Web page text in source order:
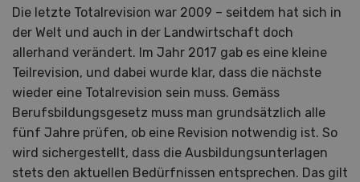
Die letzte Totalrevision war 2009 – seitdem hat sich in
der Welt und auch in der Landwirtschaft doch
allerhand verändert. Im Jahr 2017 gab es eine kleine
Teilrevision, und dabei wurde klar, dass die nächste
wieder eine Totalrevision sein muss. Gemäss
Berufsbildungsgesetz muss man grundsätzlich alle
fünf Jahre prüfen, ob eine Revision notwendig ist. So
wird sichergestellt, dass die Ausbildungsunterlagen
stets den aktuellen Bedürfnissen entsprechen. Das gilt